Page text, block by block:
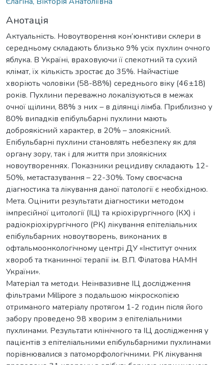
Анотація
Актуальність. Новоутворення кон’юнктиви склери в
середньому складають близько 9% усіх пухлин очного
яблука. В Україні, враховуючи її спекотний та сухий
клімат, їх кількість зростає до 35%. Найчастіше
хворіють чоловіки (58-88%) середнього віку (46±18)
років. Пухлини переважно локалізуються в межах
очної щілини, 88% з них – в ділянці лімба. Приблизно у
80% випадків епібульбарні пухлини мають
доброякісний характер, в 20% – злоякісний.
Епібульбарні пухлини становлять небезпеку як для
органу зору, так і для життя при злоякісних
новоутвореннях. Показники рецидиву складають 12-
50%, метастазування – 22-30%. Тому своєчасна
діагностика та лікування даної патології є необхідною.
Мета. Оцінити результати діагностики методом
імпресійної цитології (ІЦ) та кріохірургічного (КХ) і
радіокріохірургічного (РК) лікування епітеліальних
епібульбарних новоутворень, виконаних в
офтальмоонкологічному центрі ДУ «Інститут очних
хвороб та тканинної терапії ім. В.П. Філатова НАМН
України».
Матеріал та методи. Неінвазивне ІЦ дослідження
фільтрами Millipore з подальшою мікроскопією
отриманого матеріалу протягом 1-2 годин після його
забору проведено 98 хворим з епітеліальними
пухлинами. Результати клінічного та ІЦ дослідження у
пацієнтів з епітеліальними епібульбарними пухлинами
порівнювалися з патоморфологічними. РК лікування